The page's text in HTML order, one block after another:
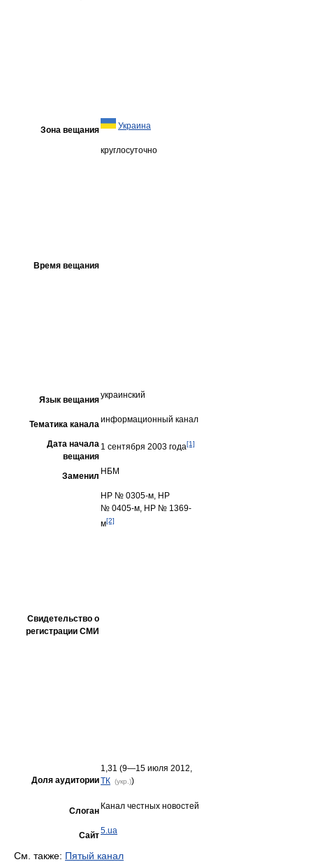
Зона вещания Украина
Время вещания
круглосуточно
Язык вещанияукраинский
Тематика каналаинформационный канал
Дата начала
вещания
1 сентября 2003 года[1]
Заменил НБМ
Свидетельство о
регистрации СМИ
НР № 0305-м, НР
№ 0405-м, НР № 1369-
м[2]
Доля аудитории
1,31 (9—15 июля 2012,
ТК (укр.))
Слоган Канал честных новостей
Сайт5.ua
См. также: Пятый канал